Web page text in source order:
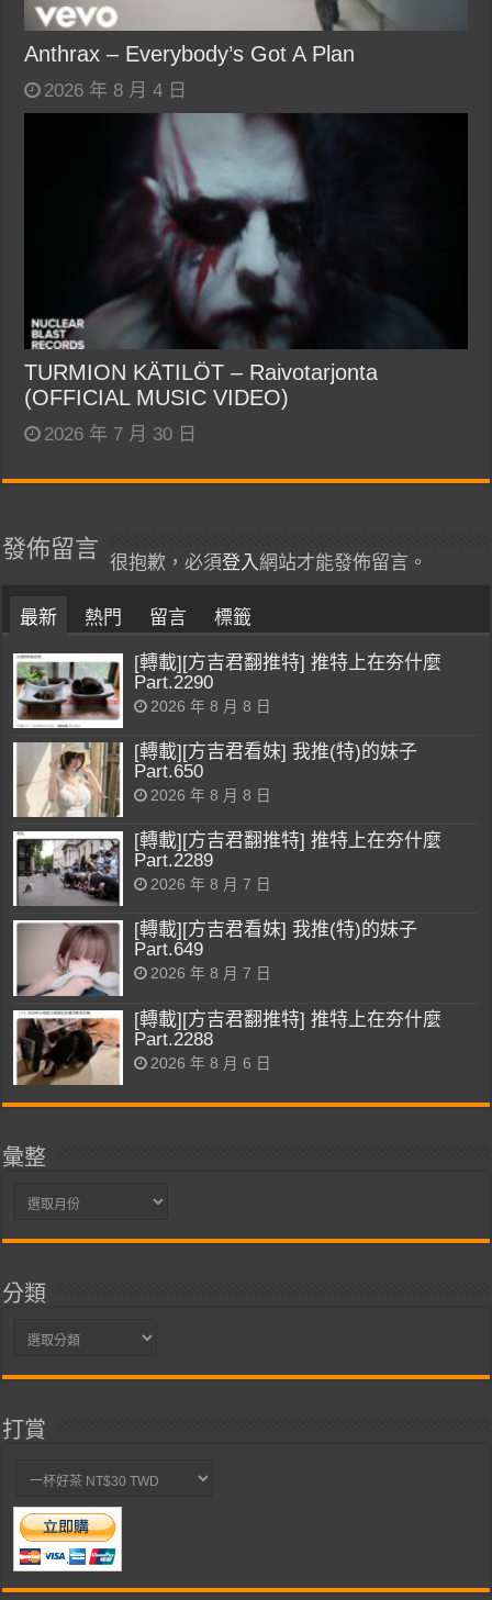
Anthrax – Everybody’s Got A Plan
2026 年 8 月 4 日
TURMION KÄTILÖT – Raivotarjonta
(OFFICIAL MUSIC VIDEO)
2026 年 7 月 30 日
發佈留言
很抱歉，必須登入網站才能發佈留言。
最新 熱門 留言 標籤
[轉載][方吉君翻推特] 推特上在夯什麼
Part.2290
2026 年 8 月 8 日
[轉載][方吉君看妹] 我推(特)的妹子
Part.650
2026 年 8 月 8 日
[轉載][方吉君翻推特] 推特上在夯什麼
Part.2289
2026 年 8 月 7 日
[轉載][方吉君看妹] 我推(特)的妹子
Part.649
2026 年 8 月 7 日
[轉載][方吉君翻推特] 推特上在夯什麼
Part.2288
2026 年 8 月 6 日
彙整
彙
分類
分
打賞